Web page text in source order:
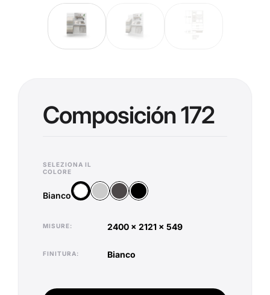
Composición 172
SELEZIONA IL
COLORE
Bianco
BiancoArgentoAntraciteNero
MISURE 2400 x 2121 x 549
FINITURA bianco